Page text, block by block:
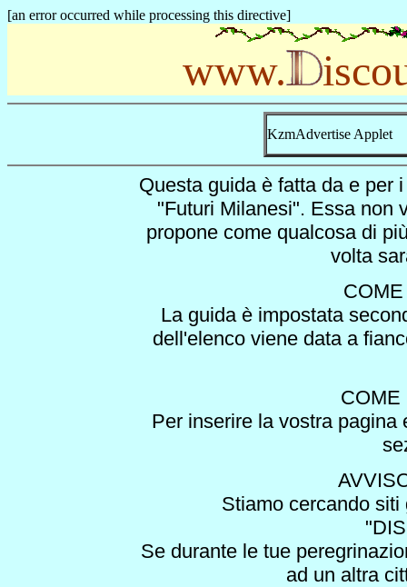
[an error occurred while processing this directive]
www.
KzmAdvertise Applet
Questa guida è fatta da e per
"Futuri Milanesi". Essa non
propone come qualcosa di
volta
La guida è impostata
dell'elenco viene data a
COME
Per inserire la vostra
Stiamo cercando
Se durante le tue
ad un altra